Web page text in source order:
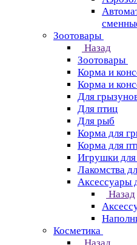
Зоотовары
Назад
Зоотовары
Корма и
Корма и
Для
Для птиц
Для рыб
Корма для
Корма для
Игрушки
Лакомства
Аксессуары
Назад
Косметика